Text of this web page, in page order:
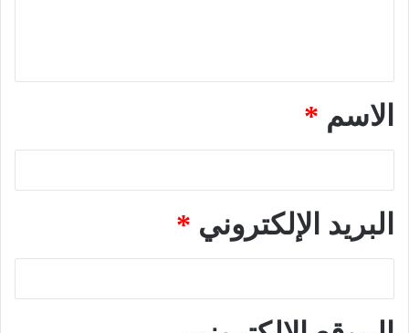
*الاسم *
البريد الإلكتروني *